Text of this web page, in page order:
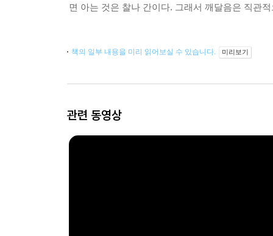
면 아는 것은 찰나 간이다. 그래서 깨달음은 직관
책의 일부 내용을 미리 읽어보실 수 있습니다. 미리보기
관련 동영상